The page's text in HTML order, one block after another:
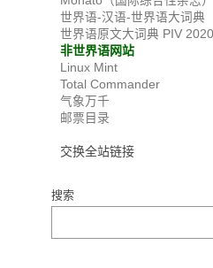
世界语-汉语-世界语大词典
世界语原文大词典 PIV 2020
非世界语网站
Linux Mint
Total Commander
气象万千
邮票目录
交换全站链接
搜索